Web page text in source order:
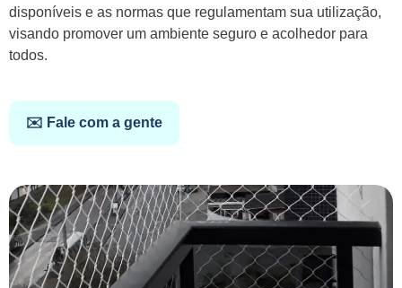
disponíveis e as normas que regulamentam sua utilização,
visando promover um ambiente seguro e acolhedor para
todos.
✉️ Fale com a gente